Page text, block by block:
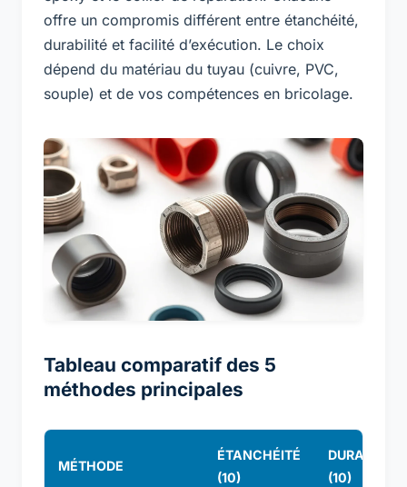
offre un compromis différent entre étanchéité,
durabilité et facilité d’exécution. Le choix
dépend du matériau du tuyau (cuivre, PVC,
souple) et de vos compétences en bricolage.
Tableau comparatif des 5
méthodes principales
MÉTHODE
ÉTANCHÉITÉ
(10)
DURABILITÉ
(10)